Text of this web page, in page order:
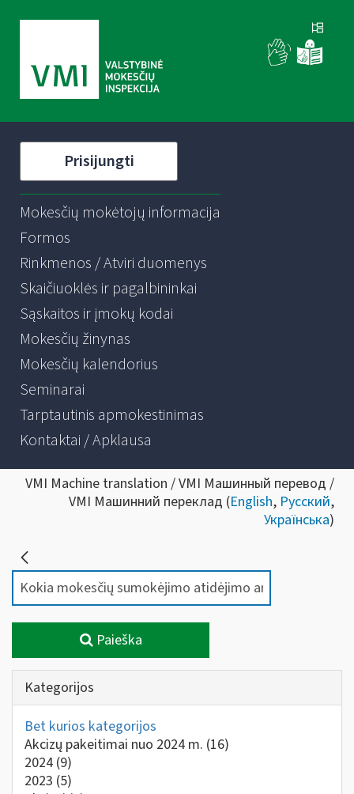
Prisijungti
Mokesčių mokėtojų informacija
Formos
Rinkmenos / Atviri duomenys
Skaičiuoklės ir pagalbininkai
Sąskaitos ir įmokų kodai
Mokesčių žinynas
Mokesčių kalendorius
Seminarai
Tarptautinis apmokestinimas
Kontaktai / Apklausa
VMI Machine translation / VMI Машинный перевод /
VMI Машинний переклад (English, Русский,
Українська)
Paieška
Kategorijos
Bet kurios kategorijos
Akcizų pakeitimai nuo 2024 m. (16)
2024 (9)
2023 (5)